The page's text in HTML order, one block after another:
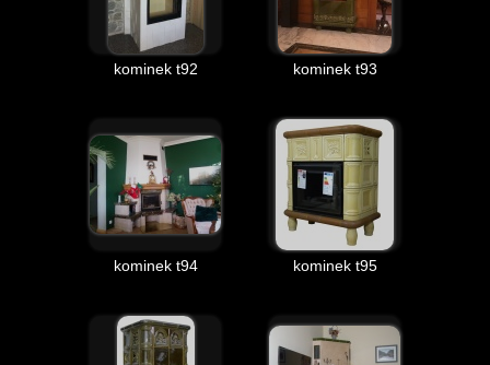
kominek t92 kominek t93
kominek t94 kominek t95